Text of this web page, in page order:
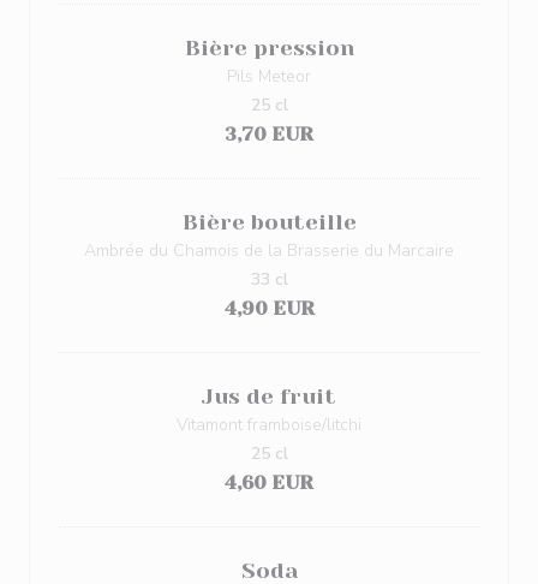
Bière pression
Pils Meteor
3,70 EUR
25 cl
Bière bouteille
Ambrée du Chamois de la Brasserie du Marcaire
4,90 EUR
33 cl
Jus de fruit
Vitamont framboise/litchi
4,60 EUR
25 cl
Soda